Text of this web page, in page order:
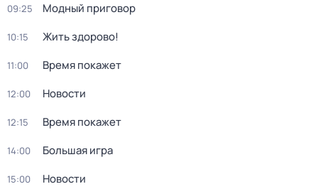
09:25 Модный приговор
10:15 Жить здорово!
11:00 Время покажет
12:00 Новости
12:15 Время покажет
14:00 Большая игра
15:00 Новости